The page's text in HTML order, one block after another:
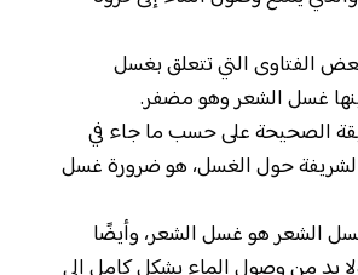
الفتاوى التي تتعلق بغسل
غسل الشعر وهو مضفر.
الصحيحة على حسب ما جاء في
الشريفة حول الغسل، هو ضرورة غسل
الشعر هو غسل الشعر، وأيضًا